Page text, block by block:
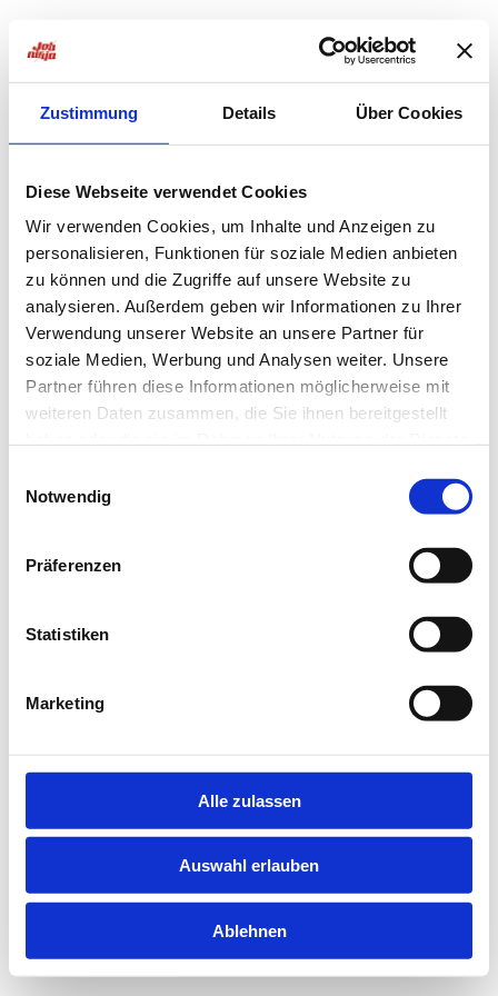
Zustimmung Details Über Cookies
Diese Webseite verwendet Cookies
Wir verwenden Cookies, um Inhalte und Anzeigen zu
personalisieren, Funktionen für soziale Medien anbieten
zu können und die Zugriffe auf unsere Website zu
analysieren. Außerdem geben wir Informationen zu Ihrer
Verwendung unserer Website an unsere Partner für
soziale Medien, Werbung und Analysen weiter. Unsere
Partner führen diese Informationen möglicherweise mit
weiteren Daten zusammen, die Sie ihnen bereitgestellt
Notwendig
Präferenzen
Statistiken
Marketing
Alle zulassen
Auswahl erlauben
Ablehnen
loadingjobninja.com
for more